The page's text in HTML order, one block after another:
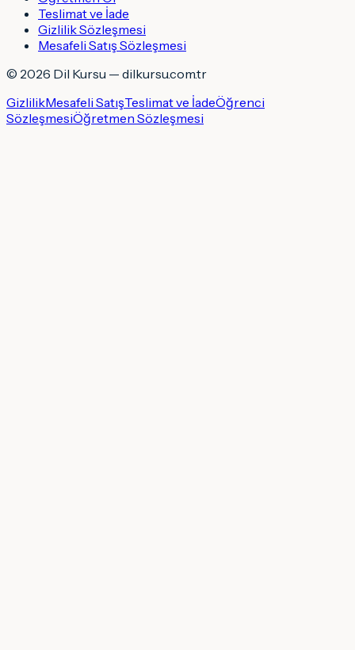
Teslimat ve İade
Gizlilik Sözleşmesi
Mesafeli Satış Sözleşmesi
© 2026 Dil Kursu — dilkursu.com.tr
GizlilikMesafeli SatışTeslimat ve İadeÖğrenci
SözleşmesiÖğretmen Sözleşmesi